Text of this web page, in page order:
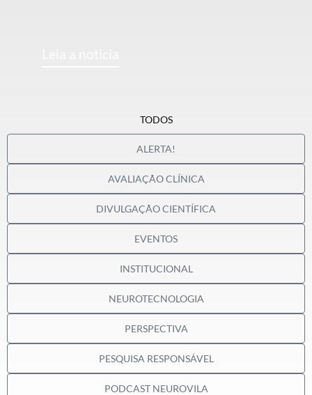
ALERTA!
AVALIAÇÃO CLÍNICA
DIVULGAÇÃO CIENTÍFICA
EVENTOS
INSTITUCIONAL
NEUROTECNOLOGIA
PERSPECTIVA
PESQUISA RESPONSÁVEL
PODCAST NEUROVILA
TODOS